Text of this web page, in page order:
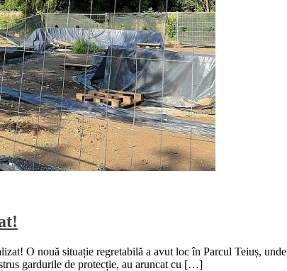
O nouă situație regretabilă a avut loc în Parcul Teiuș,
gardurile de protecție, au aruncat cu […]